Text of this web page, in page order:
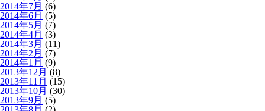
2014年7月 (6)
2014年6月 (5)
2014年5月 (7)
2014年4月 (3)
2014年3月 (11)
2014年2月 (7)
2014年1月 (9)
2013年12月 (8)
2013年11月 (15)
2013年10月 (30)
2013年9月 (5)